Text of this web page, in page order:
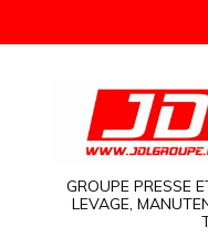
to
GROUPE PRESSE
LEVAGE,